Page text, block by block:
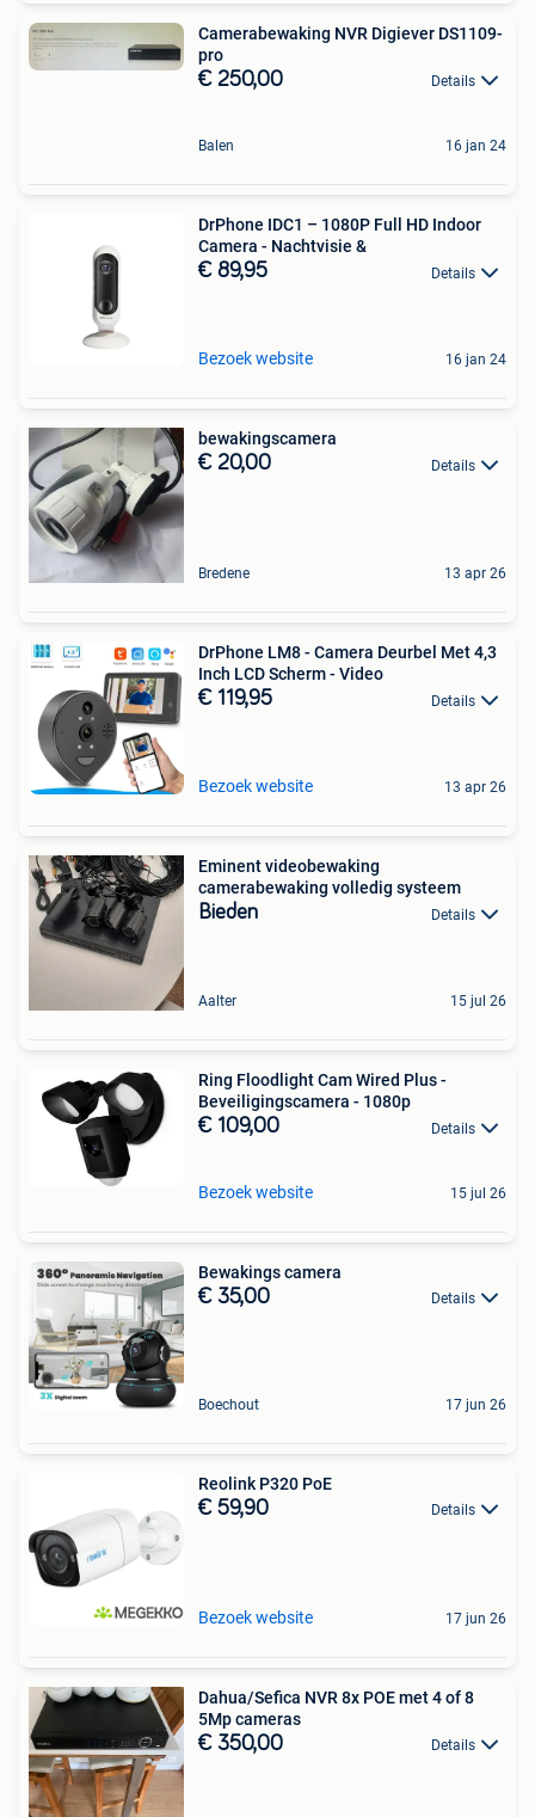
Camerabewaking NVR Digiever DS1109-
pro
€ 250,00 Details
Balen 16 jan 24
DrPhone IDC1 – 1080P Full HD Indoor
Camera - Nachtvisie &
€ 89,95 Details
Bezoek website 16 jan 24
bewakingscamera
€ 20,00 Details
Bredene 13 apr 26
DrPhone LM8 - Camera Deurbel Met 4,3
Inch LCD Scherm - Video
€ 119,95 Details
Bezoek website 13 apr 26
Eminent videobewaking
camerabewaking volledig systeem
Bieden Details
Aalter 15 jul 26
Ring Floodlight Cam Wired Plus -
Beveiligingscamera - 1080p
€ 109,00 Details
Bezoek website 15 jul 26
Bewakings camera
€ 35,00 Details
Boechout 17 jun 26
Reolink P320 PoE
€ 59,90 Details
Bezoek website 17 jun 26
Dahua/Sefica NVR 8x POE met 4 of 8
5Mp cameras
€ 350,00 Details